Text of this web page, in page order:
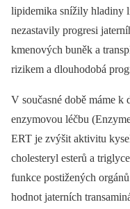
lipidemika snížily hladiny
nezastavily progresi
kmenových buněk a
rizikem a dlouhodobá
V současné době máme
enzymovou léčbu
ERT je zvýšit aktivitu
cholesteryl esterů a
funkce postižených
hodnot jaterních